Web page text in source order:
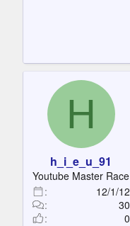
H
h_i_e_u_91
Youtube Master Race
12/1/12
30
0